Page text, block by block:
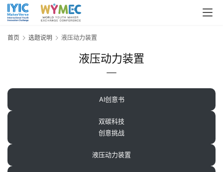
首页 选题说明 液压动力装置
液压动力装置
AI创意书
双碳科技
创意挑战
液压动力装置